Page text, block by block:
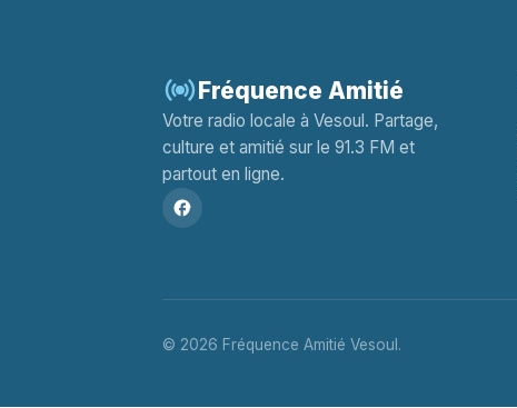
Fréquence Amitié
Votre radio locale à Vesoul. Partage,
culture et amitié sur le 91.3 FM et
partout en ligne.
© 2026 Fréquence Amitié Vesoul.